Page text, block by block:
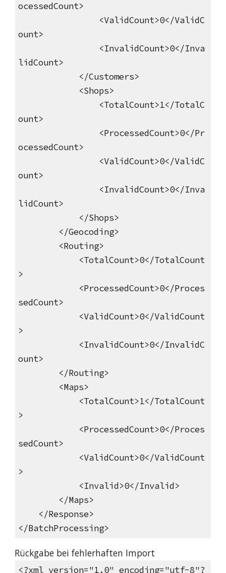
ocessedCount>
<ValidCount>0</ValidC
ount>
<InvalidCount>0</Inva
lidCount>
</Customers>
<Shops>
<TotalCount>1</TotalC
ount>
<ProcessedCount>0</Pr
ocessedCount>
<ValidCount>0</ValidC
ount>
<InvalidCount>0</Inva
lidCount>
</Shops>
</Geocoding>
<Routing>
<TotalCount>0</TotalCount
>
<ProcessedCount>0</Proces
sedCount>
<ValidCount>0</ValidCount
>
<InvalidCount>0</InvalidC
ount>
</Routing>
<Maps>
<TotalCount>1</TotalCount
>
<ProcessedCount>0</Proces
sedCount>
<ValidCount>0</ValidCount
>
<Invalid>0</Invalid>
</Maps>
</Response>
</BatchProcessing>
Rückgabe bei fehlerhaften Import
<?xml version="1.0" encoding="utf-8"?